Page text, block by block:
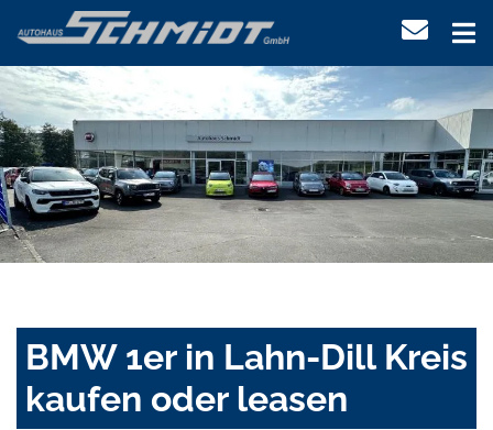
BMW 1er in Lahn-Dill Kreis
kaufen oder leasen